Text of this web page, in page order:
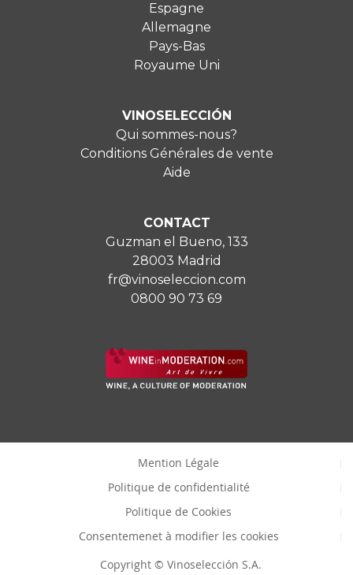
Espagne
Allemagne
Pays-Bas
Royaume Uni
VINOSELECCIÓN
Qui sommes-nous?
Conditions Générales de vente
Aide
CONTACT
Guzman el Bueno, 133
28003 Madrid
fr@vinoseleccion.com
0800 90 73 69
Mention Légale
Politique de confidentialité
Politique de Cookies
Consentemenet à modifier les cookies
Copyright © Vinoselección S.A.